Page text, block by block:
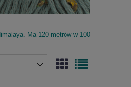
Ma 120 metrów w 100